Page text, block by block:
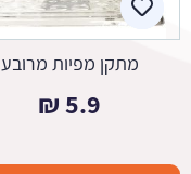
מתקן מפיות מרובע
5.9
₪